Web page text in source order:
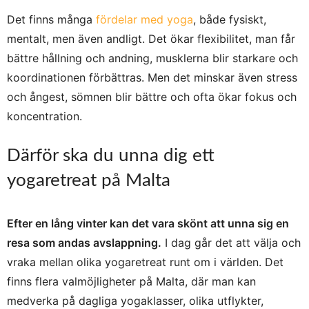
Det finns många fördelar med yoga, både fysiskt,
mentalt, men även andligt. Det ökar flexibilitet, man får
bättre hållning och andning, musklerna blir starkare och
koordinationen förbättras. Men det minskar även stress
och ångest, sömnen blir bättre och ofta ökar fokus och
koncentration.
Därför ska du unna dig ett
yogaretreat på Malta
Efter en lång vinter kan det vara skönt att unna sig en
resa som andas avslappning. I dag går det att välja och
vraka mellan olika yogaretreat runt om i världen. Det
finns flera valmöjligheter på Malta, där man kan
medverka på dagliga yogaklasser, olika utflykter,